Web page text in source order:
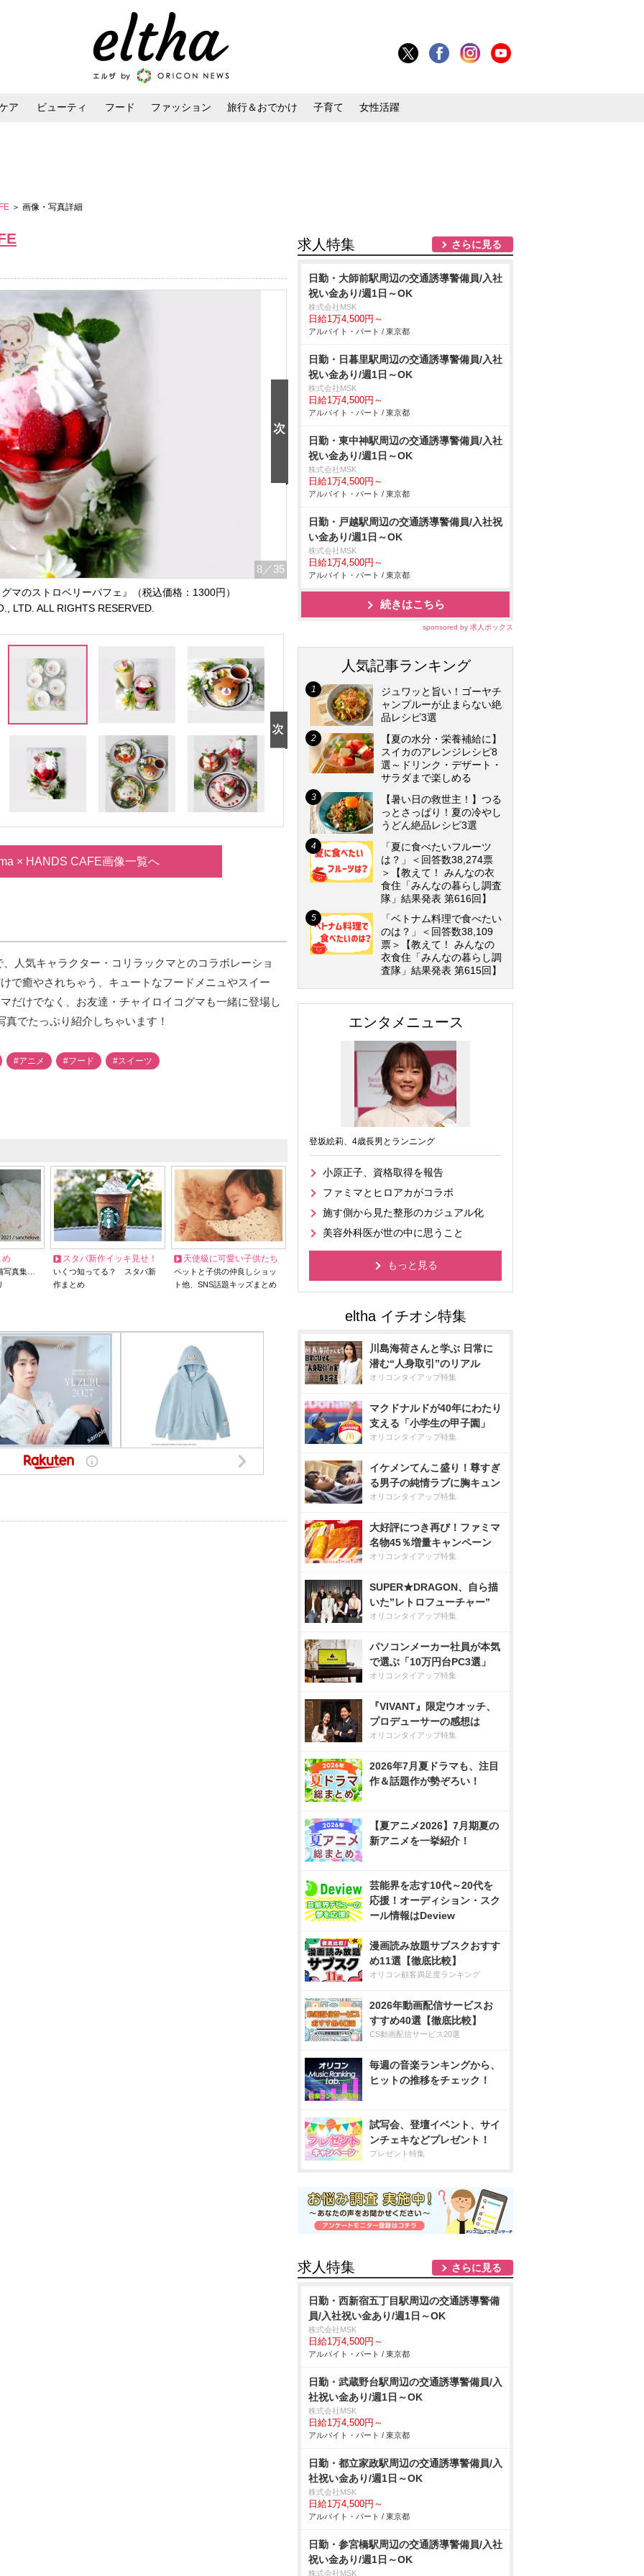
ア ビューティ フード ファッション 旅行＆おでかけ 子育て 女性活躍
＞ 画像・写真詳細
8 ／35
マのストロベリーパフェ』（税込価格：1300円）
LTD. ALL RIGHTS RESERVED.
× HANDS CAFE画像一覧へ
人気キャラクター・コリラックマとのコラボレーショ
で癒やされちゃう、キュートなフードメニュやスイー
だけでなく、お友達・チャイロイコグマも一緒に登場し
でたっぷり紹介しちゃいます！
#アニメ #フード #スイーツ
め
写真集…
スタバ新作イッキ見せ！
いくつ知ってる？ スタバ新
作まとめ
天使級に可愛い子供たち
ペットと子供の仲良しショッ
ト他、SNS話題キッズまとめ
求人特集 さらに見る
日勤・大師前駅周辺の交通誘導警備員/入社
祝い金あり/週1日～OK
株式会社MSK
日給1万4,500円～
アルバイト・パート / 東京都
日勤・日暮里駅周辺の交通誘導警備員/入社
祝い金あり/週1日～OK
株式会社MSK
日給1万4,500円～
アルバイト・パート / 東京都
日勤・東中神駅周辺の交通誘導警備員/入社
祝い金あり/週1日～OK
株式会社MSK
日給1万4,500円～
アルバイト・パート / 東京都
日勤・戸越駅周辺の交通誘導警備員/入社祝
い金あり/週1日～OK
株式会社MSK
日給1万4,500円～
アルバイト・パート / 東京都
続きはこちら
sponsored by 求人ボックス
人気記事ランキング
ジュワッと旨い！ゴーヤチ
ャンプルーが止まらない絶
品レシピ3選
【夏の水分・栄養補給に】
スイカのアレンジレシピ8
選～ドリンク・デザート・
サラダまで楽しめる
【暑い日の救世主！】つる
っとさっぱり！夏の冷やし
うどん絶品レシピ3選
「夏に食べたいフルーツ
は？」＜回答数38,274票
＞【教えて！ みんなの衣
食住「みんなの暮らし調査
隊」結果発表 第616回】
「ベトナム料理で食べたい
のは？」＜回答数38,109
票＞【教えて！ みんなの
衣食住「みんなの暮らし調
査隊」結果発表 第615回】
エンタメニュース
登坂絵莉、4歳長男とランニング
小原正子、資格取得を報告
ファミマとヒロアカがコラボ
施す側から見た整形のカジュアル化
美容外科医が世の中に思うこと
もっと見る
川島海荷さんと学ぶ 日常に
潜む“人身取引”のリアル
オリコンタイアップ特集
マクドナルドが40年にわたり
支える「小学生の甲子園」
オリコンタイアップ特集
イケメンてんこ盛り！尊すぎ
る男子の純情ラブに胸キュン
オリコンタイアップ特集
大好評につき再び！ファミマ
名物45％増量キャンペーン
オリコンタイアップ特集
SUPER★DRAGON、自ら描
いた”レトロフューチャー”
オリコンタイアップ特集
パソコンメーカー社員が本気
で選ぶ「10万円台PC3選」
オリコンタイアップ特集
『VIVANT』限定ウオッチ、
プロデューサーの感想は
オリコンタイアップ特集
2026年7月夏ドラマも、注目
作＆話題作が勢ぞろい！
【夏アニメ2026】7月期夏の
新アニメを一挙紹介！
芸能界を志す10代～20代を
応援！オーディション・スク
ール情報はDeview
漫画読み放題サブスクおすす
め11選【徹底比較】
オリコン顧客満足度ランキング
2026年動画配信サービスお
すすめ40選【徹底比較】
CS動画配信サービス20選
毎週の音楽ランキングから、
ヒットの推移をチェック！
試写会、登壇イベント、サイ
ンチェキなどプレゼント！
プレゼント特集
求人特集 さらに見る
日勤・西新宿五丁目駅周辺の交通誘導警備
員/入社祝い金あり/週1日～OK
株式会社MSK
日給1万4,500円～
アルバイト・パート / 東京都
日勤・武蔵野台駅周辺の交通誘導警備員/入
社祝い金あり/週1日～OK
株式会社MSK
日給1万4,500円～
アルバイト・パート / 東京都
日勤・都立家政駅周辺の交通誘導警備員/入
社祝い金あり/週1日～OK
株式会社MSK
日給1万4,500円～
アルバイト・パート / 東京都
日勤・参宮橋駅周辺の交通誘導警備員/入社
祝い金あり/週1日～OK
株式会社MSK